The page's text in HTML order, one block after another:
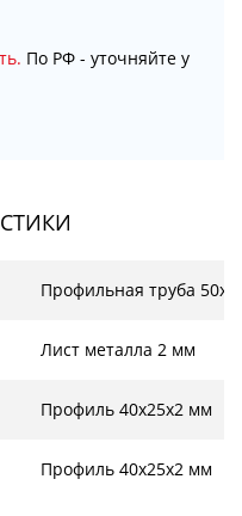
По РФ - уточняйте у
Профильная труба
Лист металла 2 мм
Профиль 40х25х2 мм
Профиль 40х25х2 мм